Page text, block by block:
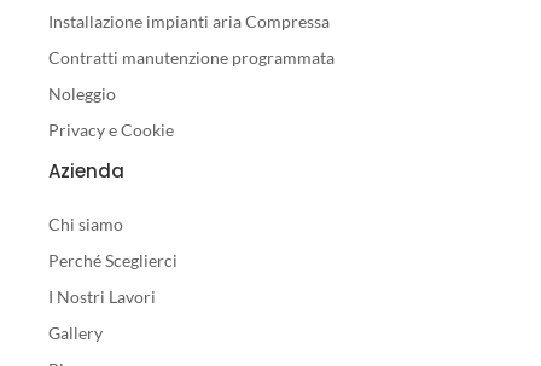
Installazione impianti aria Compressa
Contratti manutenzione programmata
Noleggio
Privacy e Cookie
Azienda
Chi siamo
Perché Sceglierci
I Nostri Lavori
Gallery